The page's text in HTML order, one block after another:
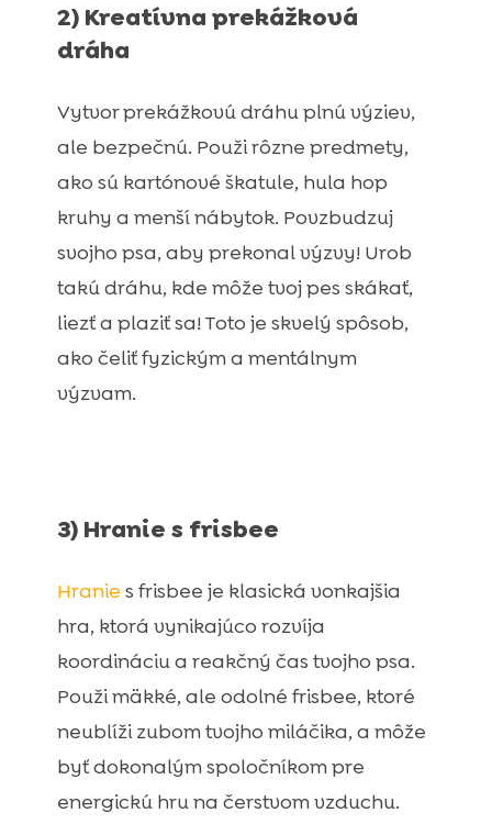
2) Kreatívna prekážková
dráha
Vytvor prekážkovú dráhu plnú výziev,
ale bezpečnú. Použi rôzne predmety,
ako sú kartónové škatule, hula hop
kruhy a menší nábytok. Povzbudzuj
svojho psa, aby prekonal výzvy! Urob
takú dráhu, kde môže tvoj pes skákať,
liezť a plaziť sa! Toto je skvelý spôsob,
ako čeliť fyzickým a mentálnym
výzvam.
3) Hranie s frisbee
Hranie s frisbee je klasická vonkajšia
hra, ktorá vynikajúco rozvíja
koordináciu a reakčný čas tvojho psa.
Použi mäkké, ale odolné frisbee, ktoré
neublíži zubom tvojho miláčika, a môže
byť dokonalým spoločníkom pre
energickú hru na čerstvom vzduchu.